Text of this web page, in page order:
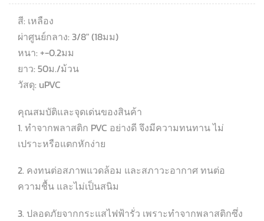
สี: เหลือง
ผ่าศูนย์กลาง: 3/8″ (18มม)
หนา: +-0.2มม
ยาว: 50ม./ม้วน
วัสดุ: uPVC
คุณสมบัติและจุดเด่นของสินค้า
1. ทำจากพลาสติก PVC อย่างดี จึงมีความทนทาน ไม่
เปราะหรือแตกหักง่าย
2. คงทนต่อสภาพแวดล้อม และสภาวะอากาศ ทนต่อ
ความชื้น และไม่เป็นสนิม
3. ปลอดภัยจากกระแสไฟฟ้ารั่ว เพราะทำจากพลาสติกซึ่ง